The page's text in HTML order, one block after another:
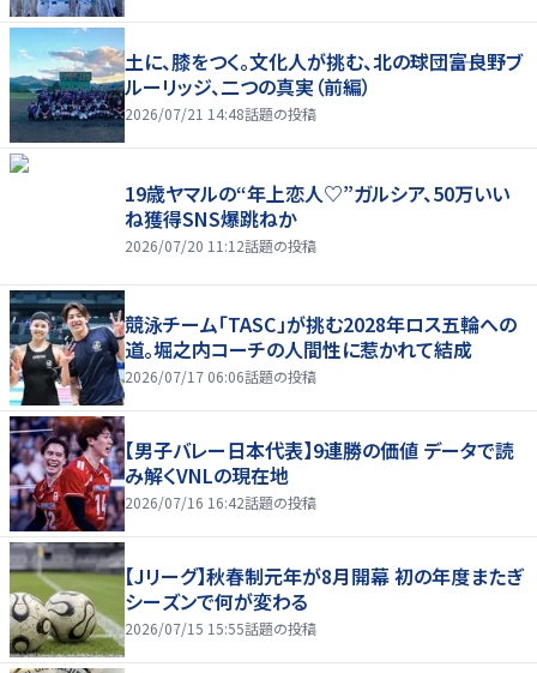
土に、膝をつく。文化人が挑む、北の球団――富良野ブ
ルーリッジ、二つの真実（前編）
2026/07/21 14:48話題の投稿
19歳ヤマルの“年上恋人♡”ガルシア、50万いい
ね獲得SNS爆跳ねか
2026/07/20 11:12話題の投稿
競泳チーム「TASC」が挑む2028年ロス五輪への
道。堀之内コーチの人間性に惹かれて結成
2026/07/17 06:06話題の投稿
【男子バレー日本代表】9連勝の価値 データで読
み解くVNLの現在地
2026/07/16 16:42話題の投稿
【Jリーグ】秋春制元年が8月開幕 初の年度またぎ
シーズンで何が変わる
2026/07/15 15:55話題の投稿